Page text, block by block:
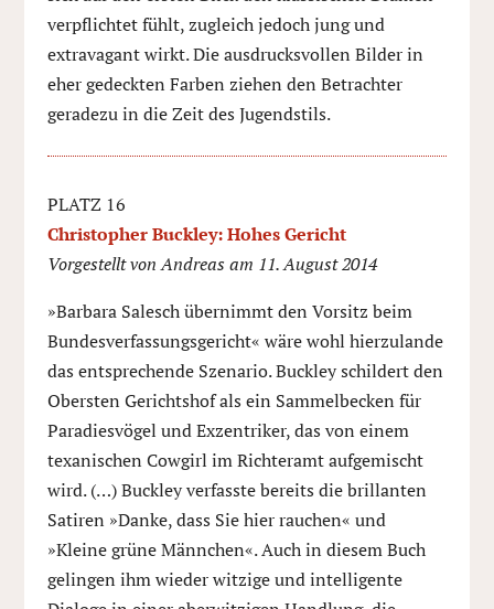
verpflichtet fühlt, zugleich jedoch jung und
extravagant wirkt. Die ausdrucksvollen Bilder in
eher gedeckten Farben ziehen den Betrachter
geradezu in die Zeit des Jugendstils.
PLATZ 16
Christopher Buckley: Hohes Gericht
Vorgestellt von Andreas am 11. August 2014
»Barbara Salesch übernimmt den Vorsitz beim
Bundesverfassungsgericht« wäre wohl hierzulande
das entsprechende Szenario. Buckley schildert den
Obersten Gerichtshof als ein Sammelbecken für
Paradiesvögel und Exzentriker, das von einem
texanischen Cowgirl im Richteramt aufgemischt
wird. (…) Buckley verfasste bereits die brillanten
Satiren »Danke, dass Sie hier rauchen« und
»Kleine grüne Männchen«. Auch in diesem Buch
gelingen ihm wieder witzige und intelligente